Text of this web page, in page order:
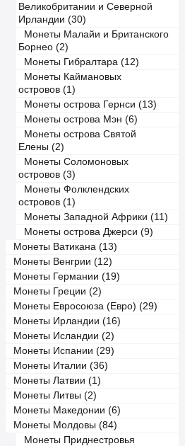
Великобритании и Северной
Ирландии (30)
Монеты Малайи и Британского
Борнео (2)
Монеты Гибралтара (12)
Монеты Каймановых
островов (1)
Монеты острова Гернси (13)
Монеты острова Мэн (6)
Монеты острова Святой
Елены (2)
Монеты Соломоновых
островов (3)
Монеты Фолклендских
островов (1)
Монеты Западной Африки (11)
Монеты острова Джерси (9)
Монеты Ватикана (13)
Монеты Венгрии (12)
Монеты Германии (19)
Монеты Греции (2)
Монеты Евросоюза (Евро) (29)
Монеты Ирландии (16)
Монеты Исландии (2)
Монеты Испании (29)
Монеты Италии (36)
Монеты Латвии (1)
Монеты Литвы (2)
Монеты Македонии (6)
Монеты Молдовы (84)
Монеты Приднестровья